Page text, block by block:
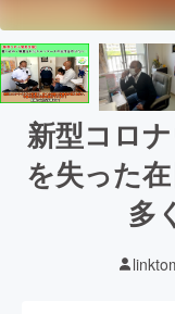
新型コロ
を失った
多